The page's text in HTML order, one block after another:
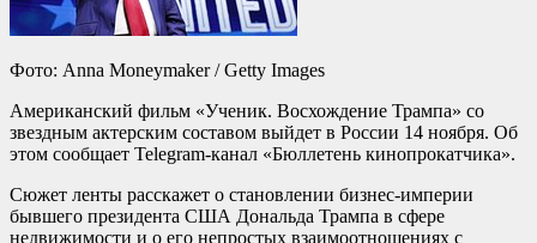
Фото: Anna Moneymaker / Getty Images
Американский фильм «Ученик. Восхождение Трампа» со
звездным актерским составом выйдет в России 14 ноября. Об
этом сообщает Telegram-канал «Бюллетень кинопрокатчика».
Сюжет ленты расскажет о становлении бизнес-империи
бывшего президента США Дональда Трампа в сфере
недвижимости и о его непростых взаимоотношениях с